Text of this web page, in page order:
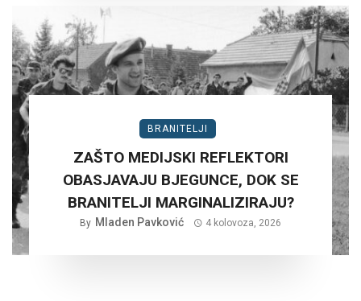
BRANITELJI
ZAŠTO MEDIJSKI REFLEKTORI
OBASJAVAJU BJEGUNCE, DOK SE
BRANITELJI MARGINALIZIRAJU?
By Mladen Pavković 4 kolovoza, 2026